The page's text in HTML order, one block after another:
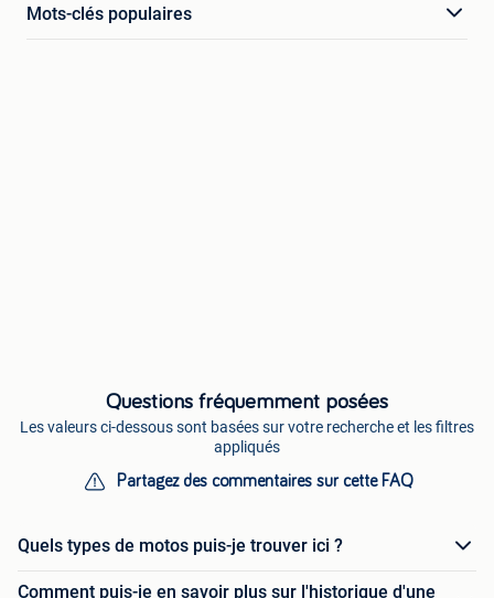
Mots-clés populaires
Questions fréquemment posées
Les valeurs ci-dessous sont basées sur votre recherche et les filtres
appliqués
Partagez des commentaires sur cette FAQ
Quels types de motos puis-je trouver ici ?
Comment puis-je en savoir plus sur l'historique d'une